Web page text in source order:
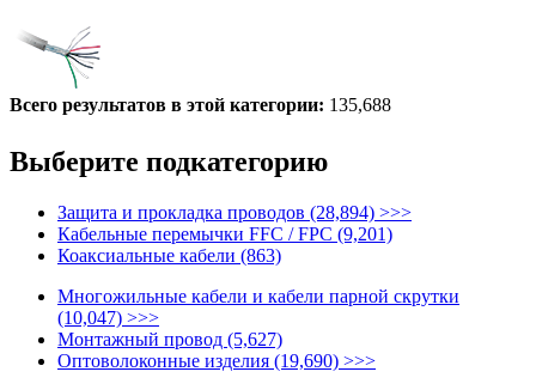
Всего результатов в этой категории: 135,688
Выберите подкатегорию
Защита и прокладка проводов (28,894) >>>
Кабельные перемычки FFC / FPC (9,201)
Коаксиальные кабели (863)
Многожильные кабели и кабели парной скрутки
(10,047) >>>
Монтажный провод (5,627)
Оптоволоконные изделия (19,690) >>>